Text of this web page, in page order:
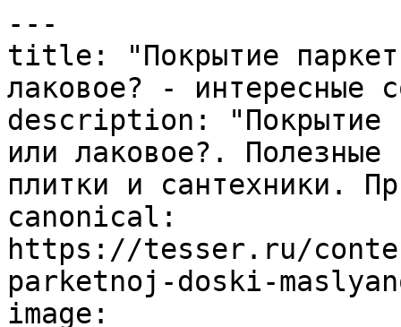
---
title: "Покрытие
лаковое? - интересные
description: "Покрытие
или лаковое?.
плитки и сантехники.
canonical:
https://tesser.ru/
parketnoj-doski-
image: